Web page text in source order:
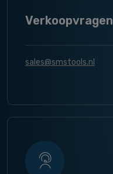
Verkoopvragen
sales@smstools.nl